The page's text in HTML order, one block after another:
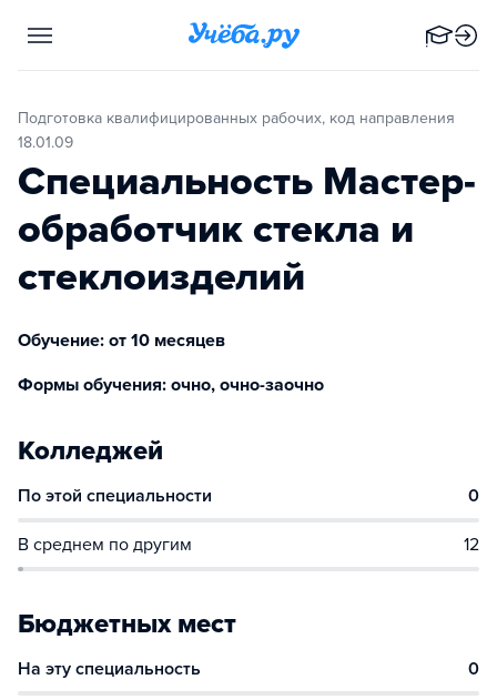
Подготовка квалифицированных рабочих, код направления
18.01.09
Специальность Мастер-
обработчик стекла и
стеклоизделий
Обучение: от 10 месяцев
Формы обучения: очно, очно-заочно
Колледжей
По этой специальности 0
В среднем по другим 12
Бюджетных мест
На эту специальность 0